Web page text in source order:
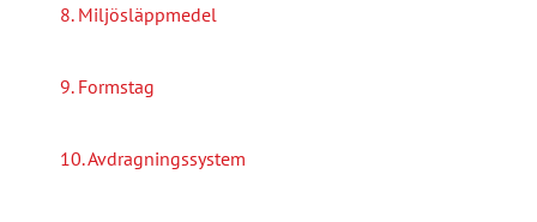
8. Miljösläppmedel
9. Formstag
10. Avdragningssystem